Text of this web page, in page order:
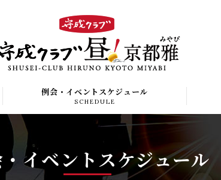
例会・イベントスケジュール
SCHEDULE
イベントスケジュール